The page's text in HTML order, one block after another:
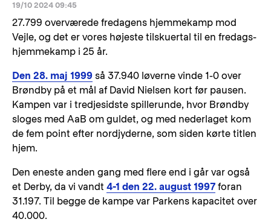
19/10 2024 09:45
27.799 overværede fredagens hjemmekamp mod
Vejle, og det er vores højeste tilskuertal til en fredags-
hjemmekamp i 25 år.
Den 28. maj 1999 så 37.940 løverne vinde 1-0 over
Brøndby på et mål af David Nielsen kort før pausen.
Kampen var i tredjesidste spillerunde, hvor Brøndby
sloges med AaB om guldet, og med nederlaget kom
de fem point efter nordjyderne, som siden kørte titlen
hjem.
Den eneste anden gang med flere end i går var også
et Derby, da vi vandt 4-1 den 22. august 1997 foran
31.197. Til begge de kampe var Parkens kapacitet over
40.000.